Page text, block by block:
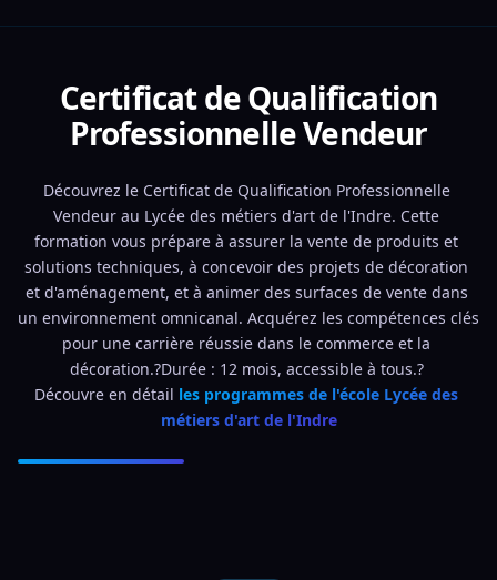
Certificat de Qualification
Professionnelle Vendeur
Découvrez le Certificat de Qualification Professionnelle
Vendeur au Lycée des métiers d'art de l'Indre. Cette
formation vous prépare à assurer la vente de produits et
solutions techniques, à concevoir des projets de décoration
et d'aménagement, et à animer des surfaces de vente dans
un environnement omnicanal. Acquérez les compétences clés
pour une carrière réussie dans le commerce et la
décoration.?Durée : 12 mois, accessible à tous.?
Découvre en détail les programmes de l'école Lycée des
métiers d'art de l'Indre